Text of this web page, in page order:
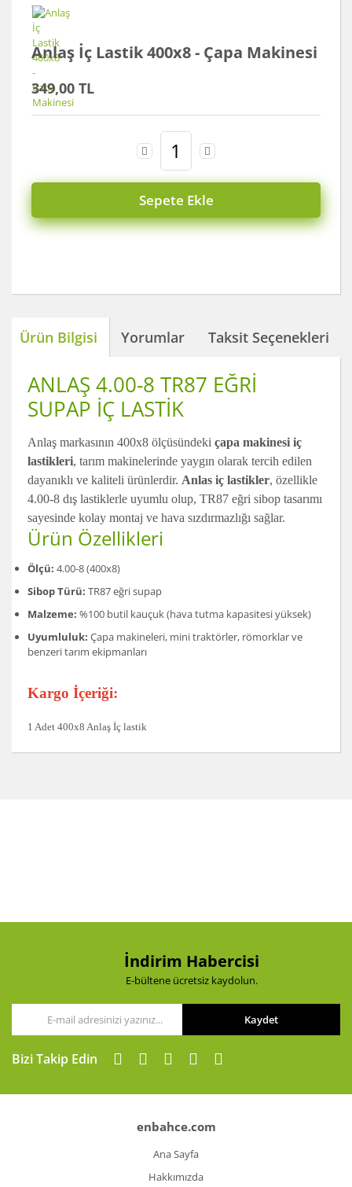
Anlaş İç Lastik 400x8 - Çapa Makinesi
349,00 TL
Sepete Ekle
Ürün Bilgisi Yorumlar Taksit Seçenekleri
ANLAŞ 4.00-8 TR87 EĞRİ
SUPAP İÇ LASTİK
Anlaş markasının 400x8 ölçüsündeki çapa makinesi iç
lastikleri, tarım makinelerinde yaygın olarak tercih edilen
dayanıklı ve kaliteli ürünlerdir. Anlas iç lastikler, özellikle
4.00-8 dış lastiklerle uyumlu olup, TR87 eğri sibop tasarımı
sayesinde kolay montaj ve hava sızdırmazlığı sağlar.
Ürün Özellikleri
Ölçü: 4.00-8 (400x8)
Sibop Türü: TR87 eğri supap
Malzeme: %100 butil kauçuk (hava tutma kapasitesi yüksek)
Uyumluluk: Çapa makineleri, mini traktörler, römorklar ve
benzeri tarım ekipmanları
Kargo İçeriği:
1 Adet 400x8 Anlaş İç lastik
Ürün fiyatı diğer sitelerden daha pahalı.
Gönder
İndirim Habercisi
E-bültene ücretsiz kaydolun.
Kaydet
Bizi Takip Edin
enbahce.com
Ana Sayfa
Hakkımızda